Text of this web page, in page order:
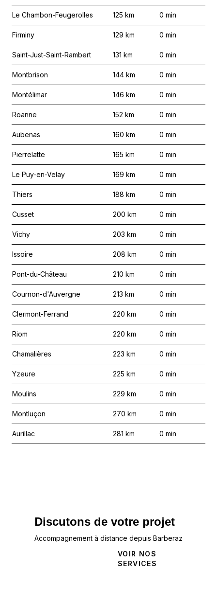
Le Chambon-Feugerolles 125 km 0 min
Firminy 129 km 0 min
Saint-Just-Saint-Rambert 131 km 0 min
Montbrison 144 km 0 min
Montélimar 146 km 0 min
Roanne 152 km 0 min
Aubenas 160 km 0 min
Pierrelatte 165 km 0 min
Le Puy-en-Velay 169 km 0 min
Thiers 188 km 0 min
Cusset 200 km 0 min
Vichy 203 km 0 min
Issoire 208 km 0 min
Pont-du-Château 210 km 0 min
Cournon-d'Auvergne 213 km 0 min
Clermont-Ferrand 220 km 0 min
Riom 220 km 0 min
Chamalières 223 km 0 min
Yzeure 225 km 0 min
Moulins 229 km 0 min
Montluçon 270 km 0 min
Aurillac 281 km 0 min
Discutons de votre projet
Accompagnement à distance depuis Barberaz
VOIR NOS
SERVICES